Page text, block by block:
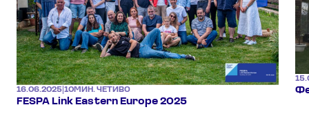
16.06.2025 10МИН. ЧЕТИВО
FESPA Link Eastern Europe 2025